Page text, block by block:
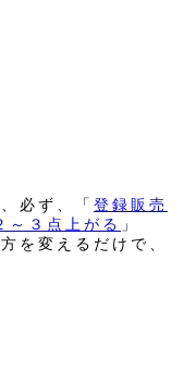
必ず、「 登録販売
～３点上がる 」
を変えるだけで、